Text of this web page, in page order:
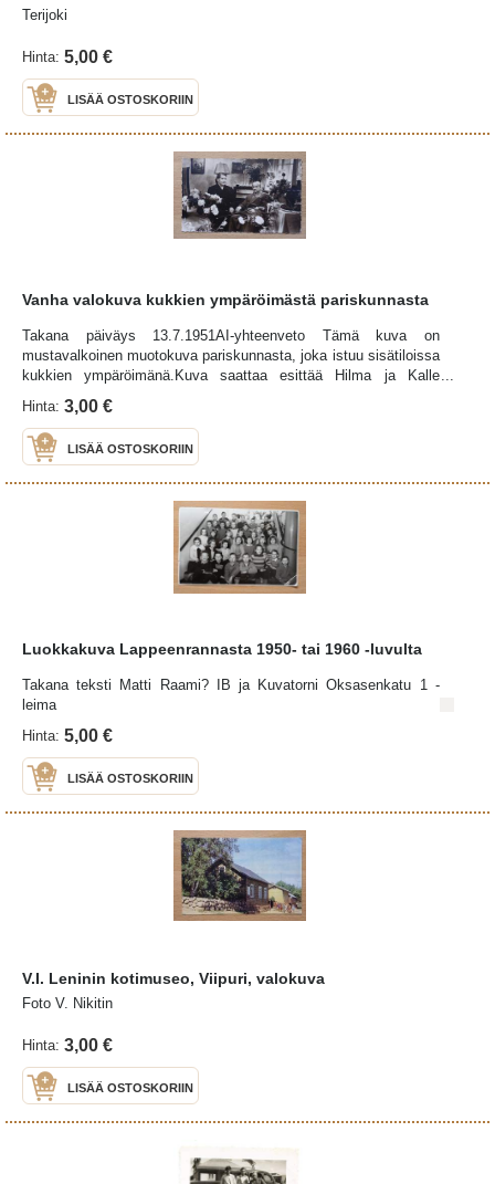
Terijoki
Hinta: 5,00 €
LISÄÄ OSTOSKORIIN
Vanha valokuva kukkien ympäröimästä pariskunnasta
Takana päiväys 13.7.1951AI-yhteenveto Tämä kuva on
mustavalkoinen muotokuva pariskunnasta, joka istuu sisätiloissa
kukkien ympäröimänä.Kuva saattaa esittää Hilma ja Kalle
1900-luvun alkupuolella, mahdollisesti 1920-luvulla. Pariskunta
on aseteltu kuvassa juhlallisesti, ja mies pitää kädessään
kävelykeppiä.
Hinta: 3,00 €
LISÄÄ OSTOSKORIIN
Luokkakuva Lappeenrannasta 1950- tai 1960 -luvulta
Takana teksti Matti Raami? IB ja Kuvatorni Oksasenkatu 1 -
leima
Hinta: 5,00 €
LISÄÄ OSTOSKORIIN
V.I. Leninin kotimuseo, Viipuri, valokuva
Foto V. Nikitin
Hinta: 3,00 €
LISÄÄ OSTOSKORIIN